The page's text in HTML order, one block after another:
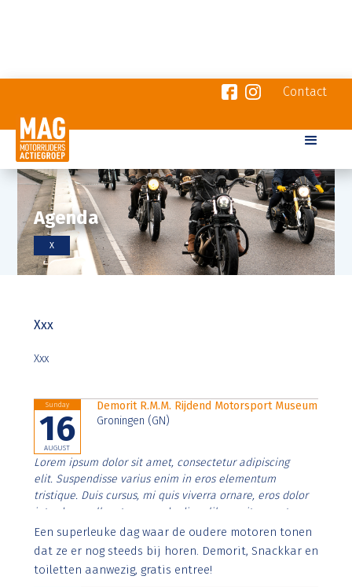
Contact
Agenda
X
Xxx
Xxx
Sunday
16
AUGUST
Demorit R.M.M. Rijdend Motorsport Museum
Groningen (GN)
Lorem ipsum dolor sit amet, consectetur adipiscing
elit. Suspendisse varius enim in eros elementum
tristique. Duis cursus, mi quis viverra ornare, eros dolor
interdum nulla, ut commodo diam libero vitae erat.
Aenean faucibus nibh et justo cursus id rutrum lorem
imperdiet. Nunc ut sem vitae risus tristique posuere.
Een superleuke dag waar de oudere motoren tonen
dat ze er nog steeds bij horen. Demorit, Snackkar en
toiletten aanwezig, gratis entree!